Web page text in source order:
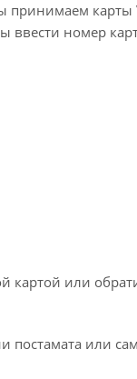
принимаем карты
ввести номер
картой или
постамата или